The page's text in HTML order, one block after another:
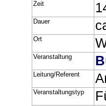
Zeit
Dauer
Ort
Veranstaltung
Leitung/Referent
Veranstaltungstyp